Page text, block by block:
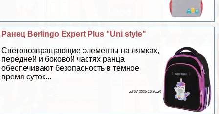
Ранец Berlingo Expert Plus "Uni style"
Световозвращающие элементы на лямках,
передней и боковой частях ранца
обеспечивают безопасность в темное
время суток...
23 07 2026 10:26:24